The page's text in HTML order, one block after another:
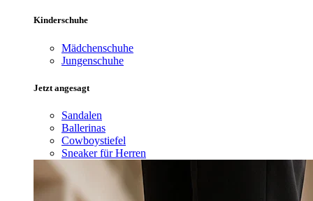
Kinderschuhe
Mädchenschuhe
Jungenschuhe
Jetzt angesagt
Sandalen
Ballerinas
Cowboystiefel
Sneaker für Herren